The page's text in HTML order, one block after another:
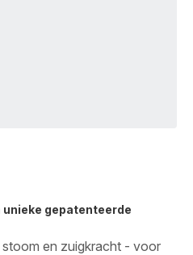
gepatenteerde
en zuigkracht - voor